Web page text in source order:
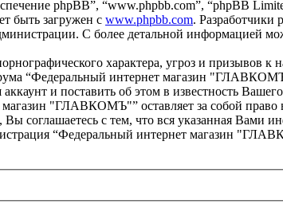
phpBB”, “www.phpbb.com”, “phpBB
быть загружен с www.phpbb.com. Разработчики
С более детальной информацией
характера, угроз и призывов
“Федеральный интернет магазин
и поставить об этом в известность
"ГЛАВКОМЪ"” оставляет за собой
соглашаетесь с тем, что вся указанная Вами
“Федеральный интернет магазин